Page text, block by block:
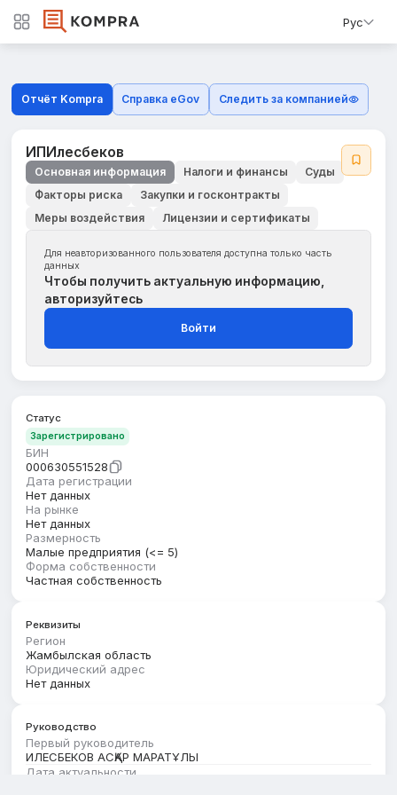
Рус
Отчёт Kompra Справка eGov Следить за компанией
ИПИлесбеков
Основная информация Налоги и финансы
Суды
Факторы риска
Закупки и госконтракты
Меры воздействия
Лицензии и сертификаты
Для неавторизованного пользователя доступна только часть
данных
Чтобы получить актуальную информацию,
авторизуйтесь
Войти
Статус
Зарегистрировано
БИН
000630551528
Дата регистрации
Нет данных
На рынке
Нет данных
Размерность
Малые предприятия (<= 5)
Форма собственности
Частная собственность
Реквизиты
Регион
Жамбылская область
Юридический адрес
Нет данных
Руководство
Первый руководитель
ИЛЕСБЕКОВ АСҚАР МАРАТҰЛЫ
Дата актуальности